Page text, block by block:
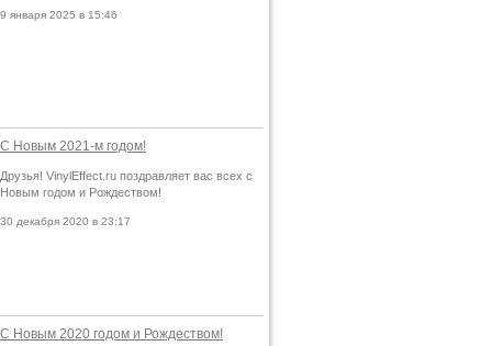
9 января 2025 в 15:46
С Новым 2021-м годом!
Друзья! VinylEffect.ru поздравляет вас всех с
Новым годом и Рождеством!
30 декабря 2020 в 23:17
С Новым 2020 годом и Рождеством!